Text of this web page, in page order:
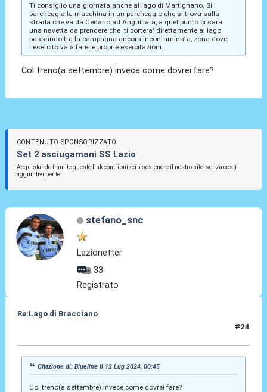
Ti consiglio una giornata anche al lago di Martignano. Si
parcheggia la macchina in un parcheggio che si trova sulla
strada che va da Cesano ad Anguillara, a quel punto ci sara'
una navetta da prendere che ti portera' direttamente al lago
passando tra la campagna ancora incontaminata, zona dove
l'esercito va a fare le proprie esercitazioni.
Col treno(a settembre) invece come dovrei fare?
CONTENUTO SPONSORIZZATO
Set 2 asciugamani SS Lazio
Acquistando tramite questo link contribuisci a sostenere il nostro sito, senza costi
aggiuntivi per te.
stefano_snc
Lazionetter
33
Registrato
Re:Lago di Bracciano
#24
Citazione di: Blueline il 12 Lug 2024, 00:45
Col treno(a settembre) invece come dovrei fare?